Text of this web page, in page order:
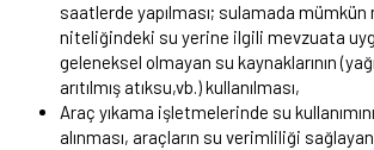
saatlerde yapılması; sulamada
niteliğindeki su yerine ilgili mevzuata
geleneksel olmayan su kaynaklarının
arıtılmış atıksu,vb.) kullanılması,
Araç yıkama işletmelerinde su
alınması, araçların su verimliliği